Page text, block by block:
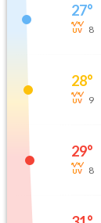
27°
8
28°
9
29°
8